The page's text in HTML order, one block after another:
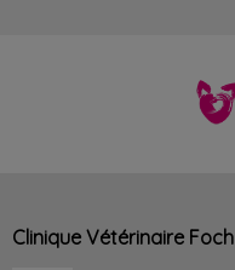
Clinique Vétérinaire Foch